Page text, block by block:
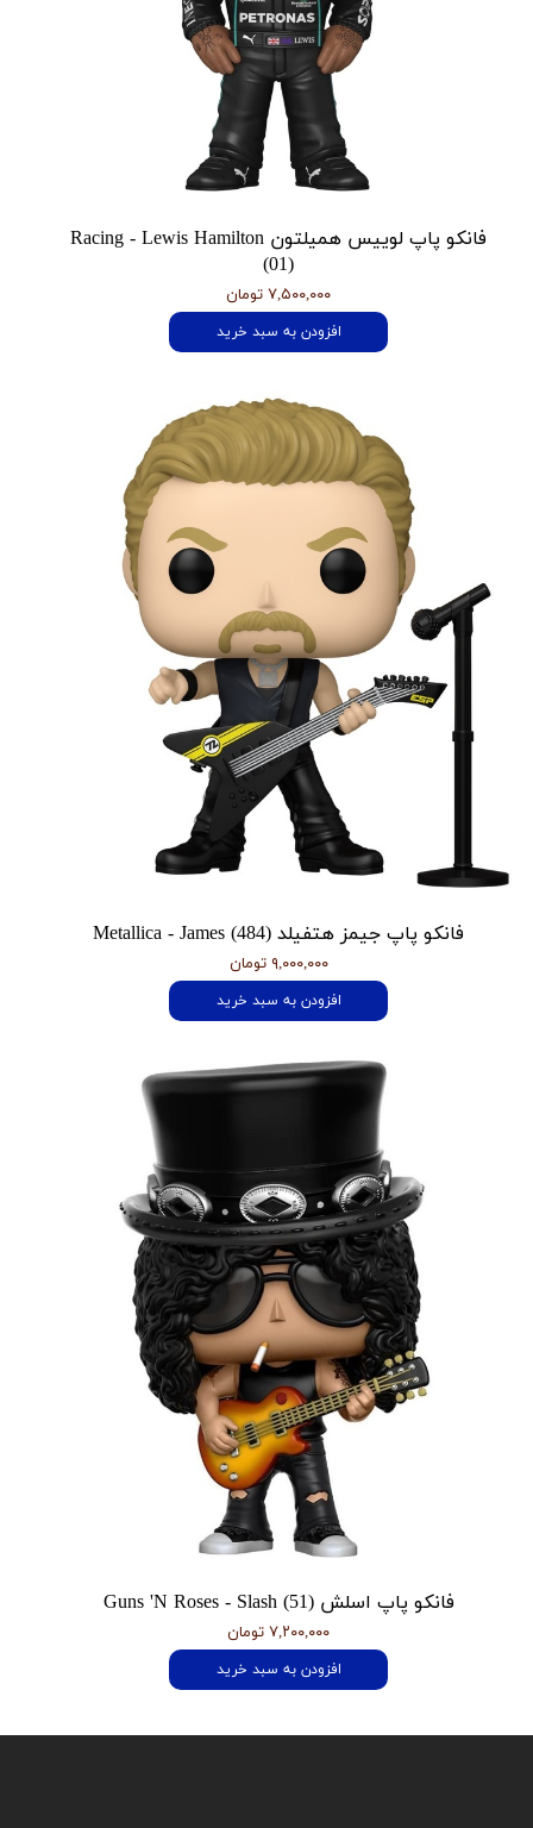
فانکو پاپ لوییس همیلتون Racing - Lewis Hamilton
(01)
۷,۵۰۰,۰۰۰ تومان
افزودن به سبد خرید
فانکو پاپ جیمز هتفیلد Metallica - James (484)
۹,۰۰۰,۰۰۰ تومان
افزودن به سبد خرید
فانکو پاپ اسلش Guns 'N Roses - Slash (51)
۷,۲۰۰,۰۰۰ تومان
افزودن به سبد خرید